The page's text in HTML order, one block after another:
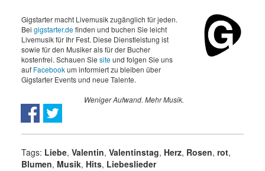
Gigstarter macht Livemusik zugänglich für jeden.
Bei gigstarter.definden und buchen Sie leicht
Livemusik für Ihr Fest. Diese Dienstleistung ist
sowie für den Musiker als für der Bucher
kostenfrei. Schauen Sie siteund folgen Sie uns
auf Facebookum informiert zu bleiben über
Gigstarter Events und neue Talente.
Weniger Aufwand. Mehr Musik.
Tags: Liebe, Valentin, Valentinstag, Herz, Rosen, rot,
Blumen, Musik, Hits, Liebeslieder